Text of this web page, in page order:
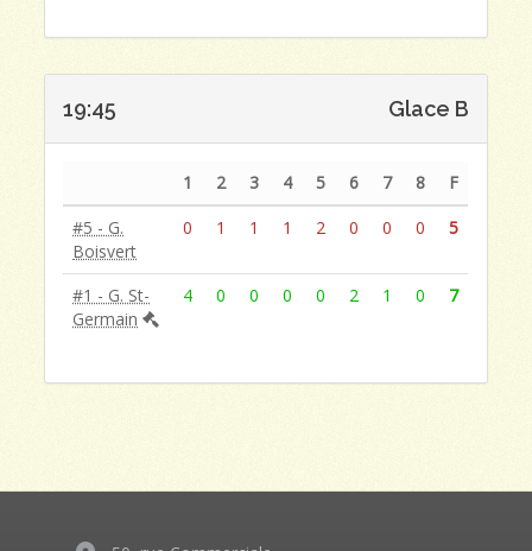
19:45 Glace B
1 2 3 4 5 6 7 8
F
#5 - G.
Boisvert
0 1 1 1 2 0 0 0 5
#1 - G. St-
Germain
4 0 0 0 0 2 1 0 7